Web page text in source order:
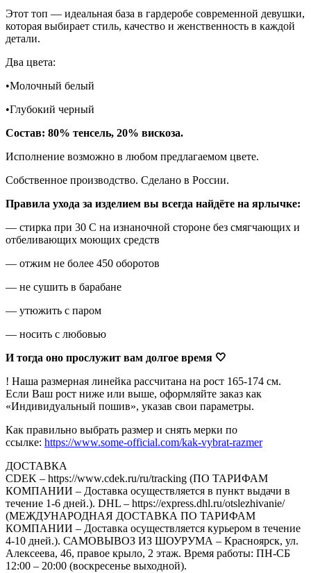
Этот топ — идеальная база в гардеробе современной девушки,
которая выбирает стиль, качество и женственность в каждой
детали.
Два цвета:
•Молочный белый
•Глубокий черный
Состав: 80% тенсель, 20% вискоза.
Исполнение возможно в любом предлагаемом цвете.
Собственное производство. Сделано в России.
Правила ухода за изделием вы всегда найдёте на ярлычке:
— стирка при 30 С на изнаночной стороне без смягчающих и
отбеливающих моющих средств
— отжим не более 450 оборотов
— не сушить в барабане
— утюжить с паром
— носить с любовью
И тогда оно прослужит вам долгое время 🤍
! Наша размерная линейка рассчитана на рост 165-174 см.
Если Ваш рост ниже или выше, оформляйте заказ как
«Индивидуальный пошив», указав свои параметры.
Как правильно выбрать размер и снять мерки по
ссылке: https://www.some-official.com/kak-vybrat-razmer
ДОСТАВКА
CDEK – https://www.cdek.ru/ru/tracking (ПО ТАРИФАМ
КОМПАНИИ – Доставка осуществляется в пункт выдачи в
течение 1-6 дней.). DHL – https://express.dhl.ru/otslezhivanie/
(МЕЖДУНАРОДНАЯ ДОСТАВКА ПО ТАРИФАМ
КОМПАНИИ – Доставка осуществляется курьером в течение
4-10 дней.). САМОВЫВОЗ ИЗ ШОУРУМА – Красноярск, ул.
Алексеева, 46, правое крыло, 2 этаж. Время работы: ПН-СБ
12:00 – 20:00 (воскресенье выходной).